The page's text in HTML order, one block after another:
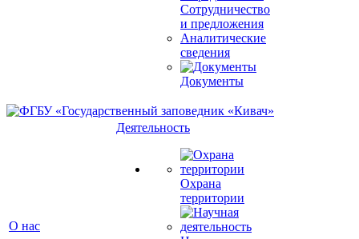
Сотрудничество
и предложения
Аналитические
сведения
Документы
О нас
Деятельность
Охрана
территории